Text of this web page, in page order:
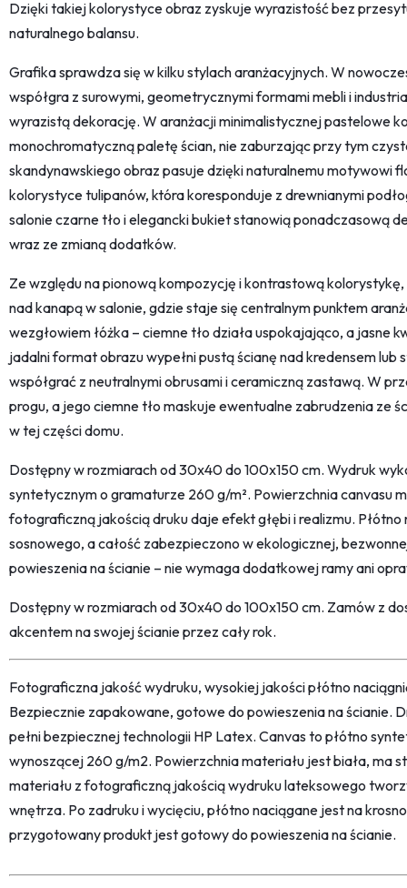
Dzięki takiej kolorystyce obraz zyskuje wyrazistość bez
naturalnego balansu.
Grafika sprawdza się w kilku stylach aranżacyjnych. W
współgra z surowymi, geometrycznymi formami mebli i
wyrazistą dekorację. W aranżacji minimalistycznej pastelowe
monochromatyczną paletę ścian, nie zaburzając przy tym
skandynawskiego obraz pasuje dzięki naturalnemu motywowi
kolorystyce tulipanów, która koresponduje z drewnianymi
salonie czarne tło i elegancki bukiet stanowią ponadczasową
wraz ze zmianą dodatków.
Ze względu na pionową kompozycję i kontrastową
nad kanapą w salonie, gdzie staje się centralnym punktem
wezgłowiem łóżka – ciemne tło działa uspokajająco, a jasne
jadalni format obrazu wypełni pustą ścianę nad kredensem
współgrać z neutralnymi obrusami i ceramiczną zastawą. W
progu, a jego ciemne tło maskuje ewentualne zabrudzenia ze
w tej części domu.
Dostępny w rozmiarach od 30x40 do 100x150 cm. Wydruk
syntetycznym o gramaturze 260 g/m². Powierzchnia canvasu
fotograficzną jakością druku daje efekt głębi i realizmu.
sosnowego, a całość zabezpieczono w ekologicznej,
powieszenia na ścianie – nie wymaga dodatkowej ramy ani
Dostępny w rozmiarach od 30x40 do 100x150 cm. Zamów z
akcentem na swojej ścianie przez cały rok.
Fotograficzna jakość wydruku, wysokiej jakości płótno
Bezpiecznie zapakowane, gotowe do powieszenia na ścianie.
pełni bezpiecznej technologii HP Latex. Canvas to płótno
wynoszącej 260 g/m2. Powierzchnia materiału jest biała, ma
materiału z fotograficzną jakością wydruku lateksowego
wnętrza. Po zadruku i wycięciu, płótno naciągane jest na
przygotowany produkt jest gotowy do powieszenia na ścianie.